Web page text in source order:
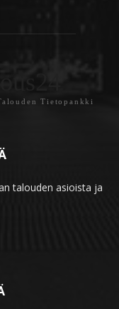
Tietopankki
talouden asioista ja